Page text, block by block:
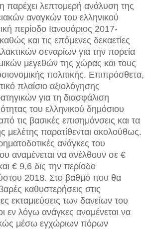
παρέχει λεπτομερή ανάλυση της
αναγκών του ελληνικού
περίοδο Ιανουάριος 2017-
και τις επόμενες δεκαετίες
σεναρίων για την πορεία
μεγεθών της χώρας και τους
πολιτικής. Επιπρόσθετα,
πλαίσιο αξιολόγησης
για τη διασφάλιση
του ελληνικού δημόσιου
τις βασικές επισημάνσεις και τα
μελέτης παρατίθενται ακολούθως.
ανάγκες του
αναμένεται να ανέλθουν σε €
€ 9,6 δις την περίοδο
2018. Στο βαθμό που θα
καθυστερήσεις στις
εκταμιεύσεις των δανείων του
εν λόγω ανάγκες αναμένεται να
μέσω εγχώριων πόρων